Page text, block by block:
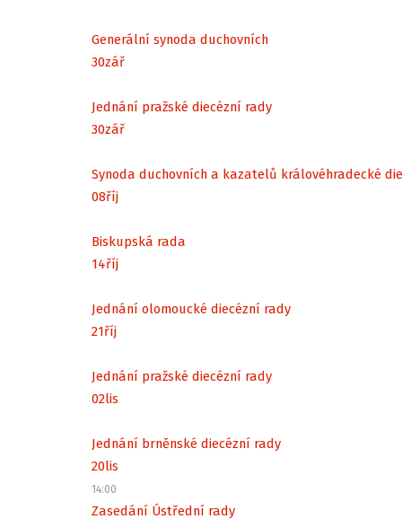
Generální synoda duchovních
30zář
Jednání pražské diecézní rady
30zář
Synoda duchovních a kazatelů královéhradecké
08říj
Biskupská rada
14říj
Jednání olomoucké diecézní rady
21říj
Jednání pražské diecézní rady
02lis
Jednání brněnské diecézní rady
20lis
14:00
Zasedání Ústřední rady